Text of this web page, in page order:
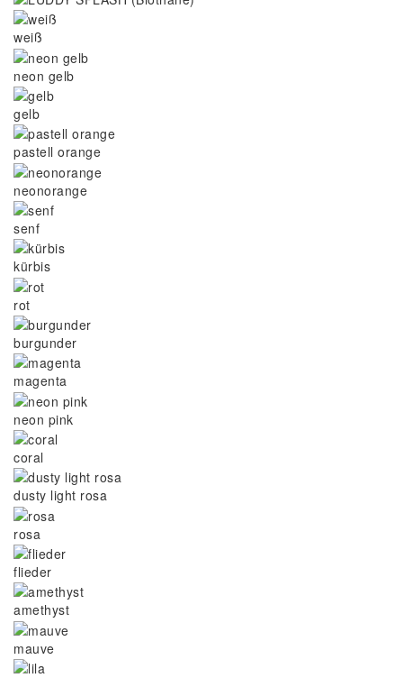
weiß
neon gelb
gelb
pastell orange
neonorange
senf
kürbis
rot
burgunder
magenta
neon pink
coral
dusty light rosa
rosa
flieder
amethyst
mauve